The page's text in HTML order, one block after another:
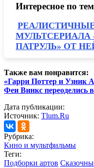
Интересное по
ПАТРУЛЬ» ОТ
Также вам понравится:
«Гарри Поттер и Узник
Феи Винкс переоделись
Дата публикации:
Источник: Tlum.Ru
Рубрика:
Кино и мультфильмы
Теги:
Подборки артов